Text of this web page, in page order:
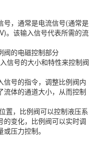
号，通常是电流信号(通常是
。该输入信号代表所需的流
阀的电磁控制部分
信号的大小和特性来控制阀
信号的指令，调整比例阀内
流体的通道大小，从而控制
置，比例阀可以控制液压系
的变化，比例阀可以实时调
压力控制。